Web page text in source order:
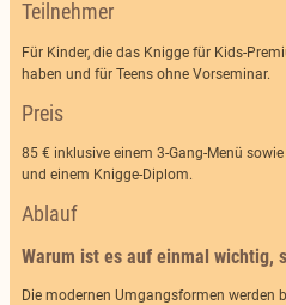
Teilnehmer
Für Kinder, die das Knigge für Kids-
haben und für Teens ohne Vorseminar.
Preis
85 € inklusive einem 3-Gang-Menü
und einem Knigge-Diplom.
Ablauf
Warum ist es auf einmal wichtig,
Die modernen Umgangsformen werden